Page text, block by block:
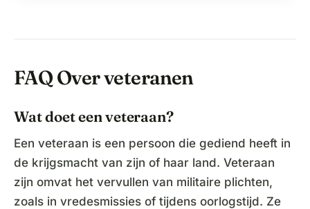
FAQ Over veteranen
Wat doet een veteraan?
Een veteraan is een persoon die gediend heeft in
de krijgsmacht van zijn of haar land. Veteraan
zijn omvat het vervullen van militaire plichten,
zoals in vredesmissies of tijdens oorlogstijd. Ze